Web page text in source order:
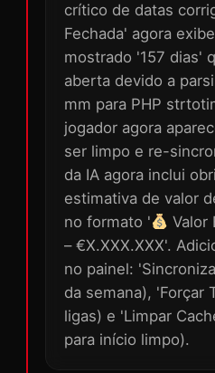
crítico de datas
Fechada' agora
mostrado '157 dias'
aberta devido a
mm para PHP
jogador agora
ser limpo e re-
da IA agora inclui
estimativa de valor
no formato '
Valor
– €X.XXX.XXX'.
no painel:
da semana), 'Forçar
ligas) e 'Limpar
para início limpo).